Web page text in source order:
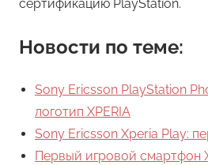
сертификацию PlayStation.
Новости по теме:
Sony Ericsson PlayStation
логотип XPERIA
Sony Ericsson Xperia Play:
Первый игровой смартфон